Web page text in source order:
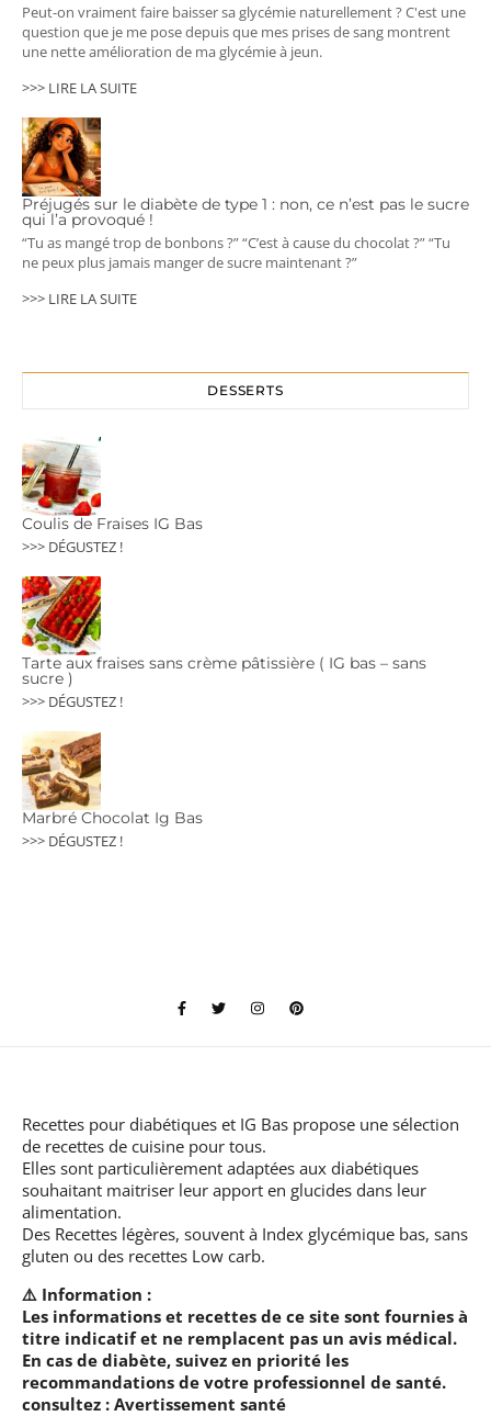
Peut-on vraiment faire baisser sa glycémie naturellement ? C'est une
question que je me pose depuis que mes prises de sang montrent
une nette amélioration de ma glycémie à jeun.
>>> LIRE LA SUITE
Préjugés sur le diabète de type 1 : non, ce n’est pas le sucre
qui l’a provoqué !
“Tu as mangé trop de bonbons ?” “C’est à cause du chocolat ?” “Tu
ne peux plus jamais manger de sucre maintenant ?”
>>> LIRE LA SUITE
DESSERTS
Coulis de Fraises IG Bas
>>> DÉGUSTEZ !
Tarte aux fraises sans crème pâtissière ( IG bas – sans
sucre )
>>> DÉGUSTEZ !
Marbré Chocolat Ig Bas
>>> DÉGUSTEZ !
Recettes pour diabétiques et IG Bas propose une sélection
de recettes de cuisine pour tous.
Elles sont particulièrement adaptées aux diabétiques
souhaitant maitriser leur apport en glucides dans leur
alimentation.
Des Recettes légères, souvent à Index glycémique bas, sans
gluten ou des recettes Low carb.
⚠️ Information :
Les informations et recettes de ce site sont fournies à
titre indicatif et ne remplacent pas un avis médical.
En cas de diabète, suivez en priorité les
recommandations de votre professionnel de santé.
consultez : Avertissement santé